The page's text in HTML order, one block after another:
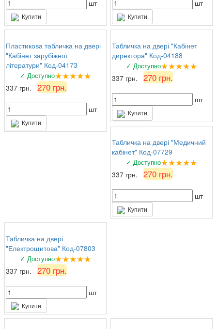
шт
Купити
шт
Купити
Пластикова табличка на двері
"Кабінет зарубіжної
літератури" Код-04173
✓ Доступно★★★★★
337 грн. 270 грн.
шт
Купити
Табличка на двері "Кабінет
директора" Код-04188
✓ Доступно★★★★★
337 грн. 270 грн.
шт
Купити
Табличка на двері "Медичний
кабінет" Код-07729
✓ Доступно★★★★★
337 грн. 270 грн.
шт
Купити
Табличка на двері
"Електрощитова" Код-07803
✓ Доступно★★★★★
337 грн. 270 грн.
шт
Купити